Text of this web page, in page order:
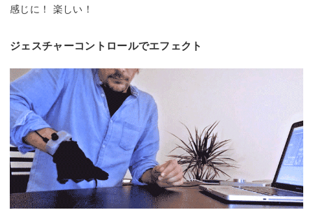
感じに！ 楽しい！
ジェスチャーコントロールでエフェクト